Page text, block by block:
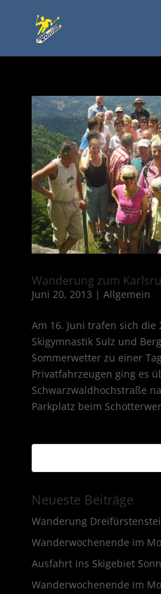
Wanderung zum
Juni 20, 2013 | Allgemein
Am 16. Juni trafen sich die
Skigymnastik Sulz und
Sommerwetter zu einer
Privatfahrzeugen ging es
Schwarzwaldhochstraße
Parkplatz beim
Neueste Beiträge
Wanderung
Wanderwochenende im
Ausfahrt ins Skigebiet
Wanderwochenende im